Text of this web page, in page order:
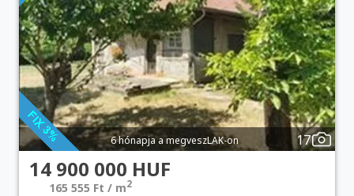
6 hónapja a megveszLAK-on 17
14 900 000 HUF
165 555 Ft / m2